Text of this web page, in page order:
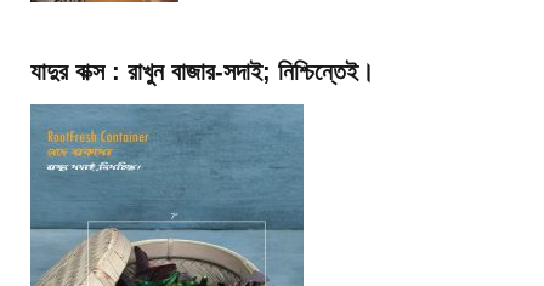
যাদুর বাক্স : রাখুন বাজার-সদাই; নিশ্চিন্তেই।